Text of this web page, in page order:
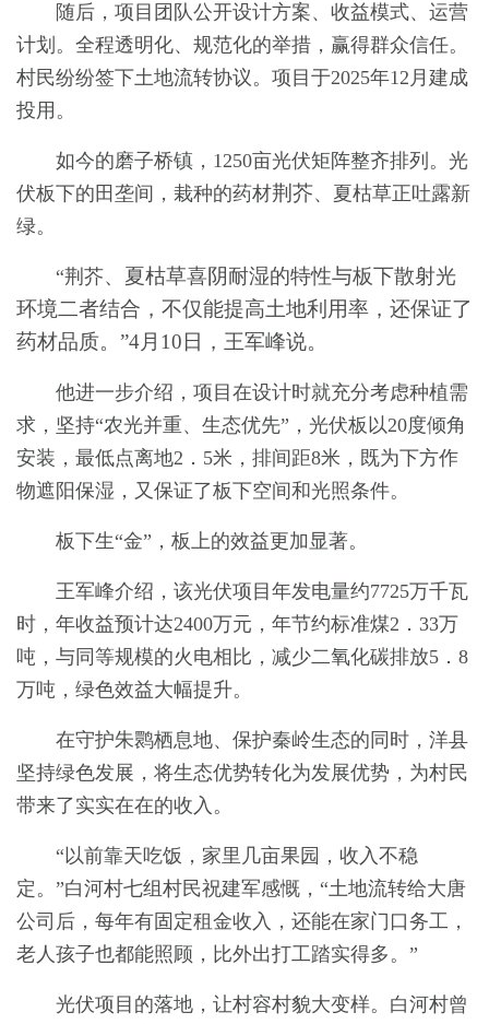
随后，项目团队公开设计方案、收益模式、运营
计划。全程透明化、规范化的举措，赢得群众信任。
村民纷纷签下土地流转协议。项目于2025年12月建成
投用。
如今的磨子桥镇，1250亩光伏矩阵整齐排列。光
伏板下的田垄间，栽种的药材荆芥、夏枯草正吐露新
绿。
“荆芥、夏枯草喜阴耐湿的特性与板下散射光
环境二者结合，不仅能提高土地利用率，还保证了
药材品质。”4月10日，王军峰说。
他进一步介绍，项目在设计时就充分考虑种植需
求，坚持“农光并重、生态优先”，光伏板以20度倾角
安装，最低点离地2．5米，排间距8米，既为下方作
物遮阳保湿，又保证了板下空间和光照条件。
板下生“金”，板上的效益更加显著。
王军峰介绍，该光伏项目年发电量约7725万千瓦
时，年收益预计达2400万元，年节约标准煤2．33万
吨，与同等规模的火电相比，减少二氧化碳排放5．8
万吨，绿色效益大幅提升。
在守护朱鹮栖息地、保护秦岭生态的同时，洋县
坚持绿色发展，将生态优势转化为发展优势，为村民
带来了实实在在的收入。
“以前靠天吃饭，家里几亩果园，收入不稳
定。”白河村七组村民祝建军感慨，“土地流转给大唐
公司后，每年有固定租金收入，还能在家门口务工，
老人孩子也都能照顾，比外出打工踏实得多。”
光伏项目的落地，让村容村貌大变样。白河村曾